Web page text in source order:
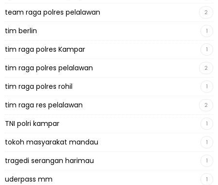
team raga polres pelalawan 2
tim berlin 1
tim raga polres Kampar 1
tim raga polres pelalawan 2
tim raga polres rohil 1
tim raga res pelalawan 2
TNI polri kampar 1
tokoh masyarakat mandau 1
tragedi serangan harimau 1
uderpass mm 1